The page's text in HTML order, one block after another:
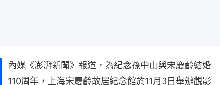
內媒《澎湃新聞》報道，為紀念孫中山與宋慶齡結婚
110周年，上海宋慶齡故居紀念館於11月3日舉辦觀影